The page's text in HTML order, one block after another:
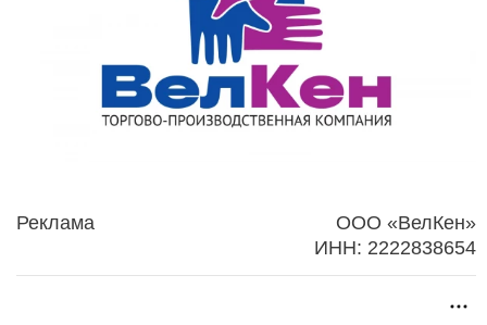
Реклама
ООО «ВелКен»
ИНН: 2222838654